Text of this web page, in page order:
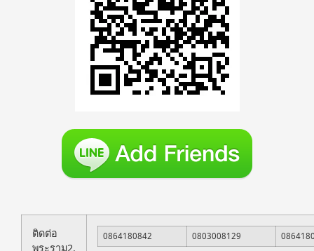
ติดต่อ
พระราม2.
0864180842 0803008129